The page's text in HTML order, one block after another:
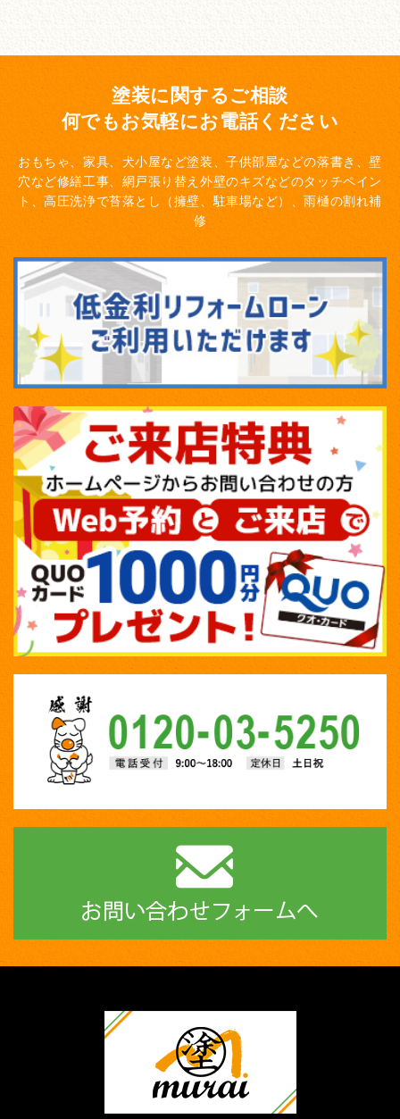
塗装に関するご相談
何でもお気軽にお電話ください
おもちゃ、家具、犬小屋など塗装、子供部屋などの落書き、壁
穴など修繕工事、網戸張り替え 外壁のキズなどのタッチペイン
ト、高圧洗浄で苔落とし（擁壁、駐車場など）、雨樋の割れ補
修